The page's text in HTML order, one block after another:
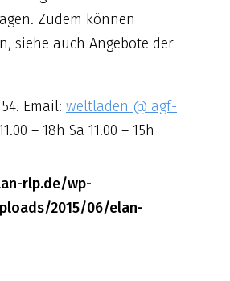
Zudem können
siehe auch Angebote der
Email: weltladen @ agf-
– 18h Sa 11.00 – 15h